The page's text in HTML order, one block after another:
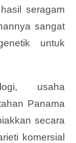
seragam
sangat
untuk
usaha
Panama
secara
komersial